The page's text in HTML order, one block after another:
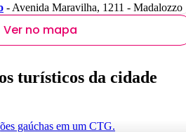
- Avenida Maravilha, 1211 - Madalozzo
Ver no mapa
turísticos da cidade